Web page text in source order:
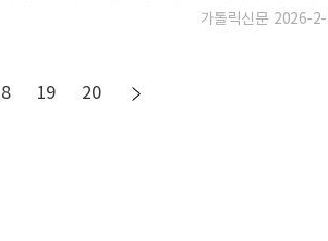
신앙을 바라볼 때도 마찬가지다. 부분적인 신
가톨릭신문 2026-
19 20